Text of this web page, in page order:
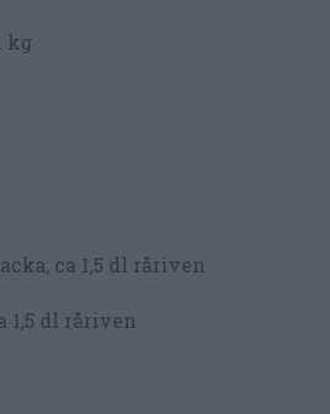
kg
ca 1,5 dl råriven
1,5 dl råriven